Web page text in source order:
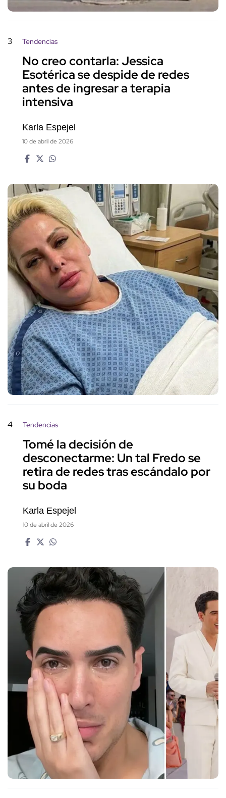
3 Tendencias
No creo contarla: Jessica
Esotérica se despide de redes
antes de ingresar a terapia
intensiva
Karla Espejel
10 de abril de 2026
4 Tendencias
Tomé la decisión de
desconectarme: Un tal Fredo se
retira de redes tras escándalo por
su boda
Karla Espejel
10 de abril de 2026